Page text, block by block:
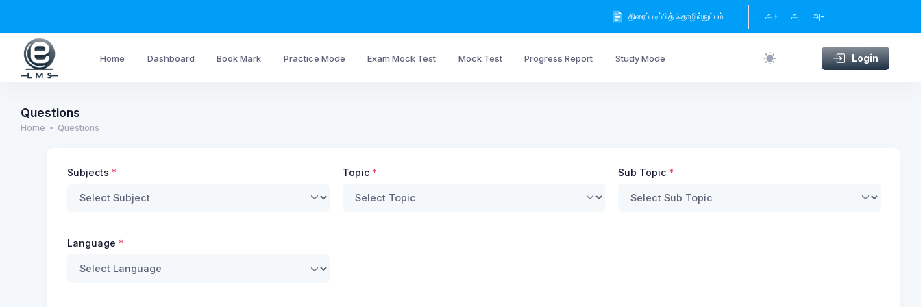
திரைப்படிப்பித் தொழில்நுட்பம் அ+ அ அ-
Home Dashboard Book Mark Practice Mode Exam Mock Test Mock Test Progress Report Study Mode Login
Questions
Home Questions
Subjects Topic Sub Topic
Language